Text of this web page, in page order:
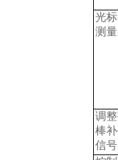
光
测量
调
棒
信号